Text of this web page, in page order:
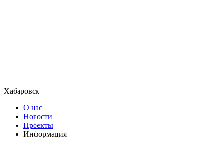
Хабаровск
О нас
Новости
Проекты
Информация